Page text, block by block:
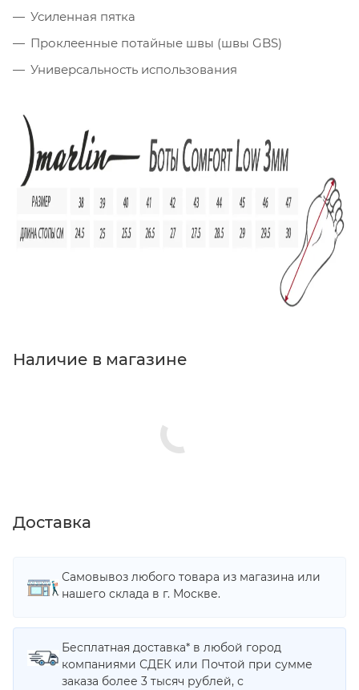
Усиленная пятка
Проклеенные потайные швы (швы GBS)
Универсальность использования
Наличие в магазине
Доставка
Самовывоз любого товара из магазина или
нашего склада в г. Москве.
Бесплатная доставка* в любой город
компаниями СДЕК или Почтой при сумме
заказа более 3 тысяч рублей, с